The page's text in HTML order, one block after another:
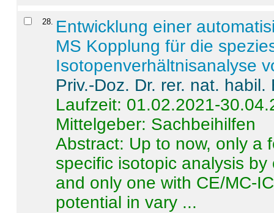
28. Entwicklung einer
MS Kopplung für die
Isotopenverhältnisanalyse
Priv.-Doz. Dr. rer. nat.
Laufzeit: 01.02.2021-
Mittelgeber: Sachbeihilfen
Abstract: Up to now, only a
specific isotopic analysis
and only one with CE/MC-
potential in vary ...